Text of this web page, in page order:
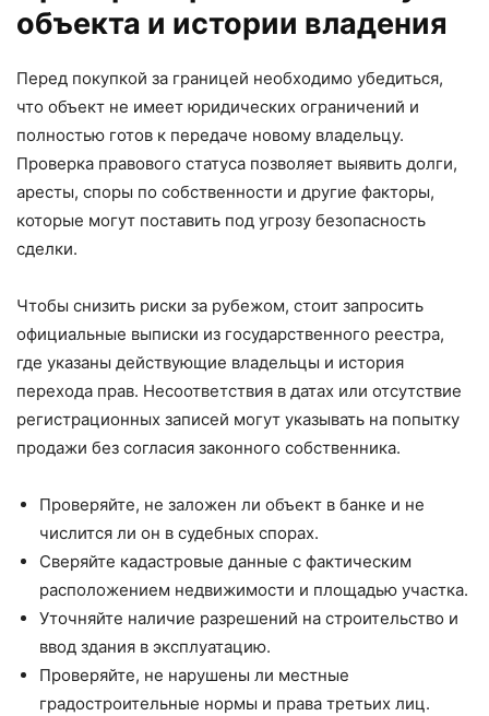
объекта и истории владения
Перед покупкой за границей необходимо убедиться,
что объект не имеет юридических ограничений и
полностью готов к передаче новому владельцу.
Проверка правового статуса позволяет выявить долги,
аресты, споры по собственности и другие факторы,
которые могут поставить под угрозу безопасность
сделки.
Чтобы снизить риски за рубежом, стоит запросить
официальные выписки из государственного реестра,
где указаны действующие владельцы и история
перехода прав. Несоответствия в датах или отсутствие
регистрационных записей могут указывать на попытку
продажи без согласия законного собственника.
Проверяйте, не заложен ли объект в банке и не
числится ли он в судебных спорах.
Сверяйте кадастровые данные с фактическим
расположением недвижимости и площадью участка.
Уточняйте наличие разрешений на строительство и
ввод здания в эксплуатацию.
Проверяйте, не нарушены ли местные
градостроительные нормы и права третьих лиц.